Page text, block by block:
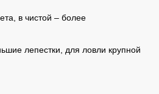
в чистой – более
лепестки, для ловли крупной